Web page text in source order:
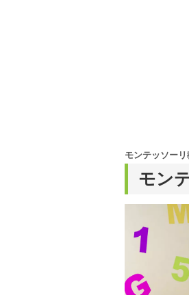
モン
モンテッソー